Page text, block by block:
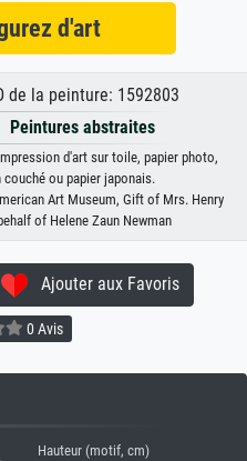
d'art
la peinture: 1592803
Peintures abstraites
d'art sur toile, papier photo,
ou papier japonais.
Art Museum, Gift of Mrs. Henry
of Helene Zaun Newman
Ajouter aux Favoris
0 Avis
Hauteur (motif, cm)